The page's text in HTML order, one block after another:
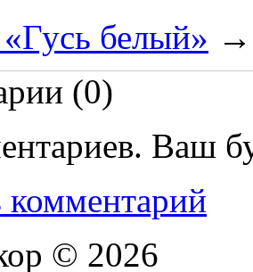
белый» →
(0)
Ваш
комментарий
© 2026